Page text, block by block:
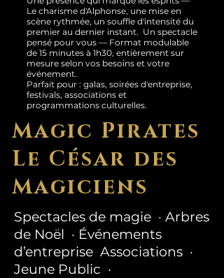
Le charisme d'Alphonse, une mise en
scène rythmée, un souffle d'intensité du
premier au dernier instant. Un spectacle
pensé pour vous — Format modulable
de 15 minutes à 1h30, entièrement sur
mesure selon vos besoins et votre
événement.
Parfait pour : galas, soirées d'entreprise,
festivals, associations et
programmations culturelles.
Magic Pirates
Le César des
Magiciens
Spectacles de magie · Arbres
de Noël · Événements
d’entreprise Associations ·
Jeune Public ·